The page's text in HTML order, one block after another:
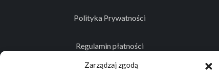
Zarządzaj zgodą
Polityka Prywatności
Regulamin płatności